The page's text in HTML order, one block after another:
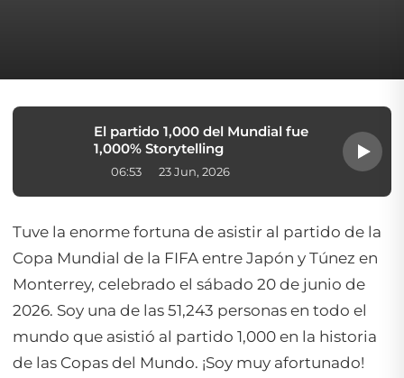
El partido 1,000 del Mundial fue
1,000% Storytelling
06:53 23 Jun, 2026
Tuve la enorme fortuna de asistir al partido de la
Copa Mundial de la FIFA entre Japón y Túnez en
Monterrey, celebrado el sábado 20 de junio de
2026. Soy una de las 51,243 personas en todo el
mundo que asistió al partido 1,000 en la historia
de las Copas del Mundo. ¡Soy muy afortunado!